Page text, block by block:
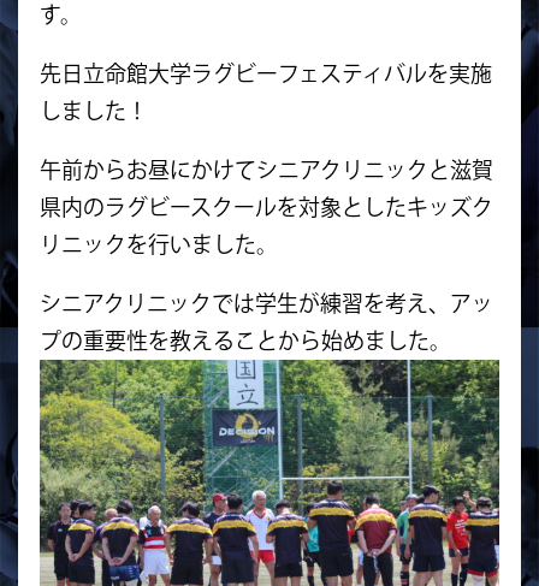
す。
先日立命館大学ラグビーフェスティバルを実施
しました！
午前からお昼にかけてシニアクリニックと滋賀
県内のラグビースクールを対象としたキッズク
リニックを行いました。
シニアクリニックでは学生が練習を考え、アッ
プの重要性を教えることから始めました。